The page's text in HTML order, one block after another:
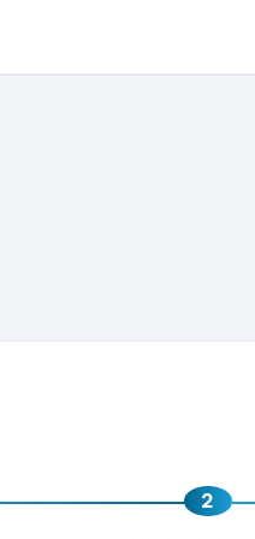
tốt. Vui lòng liên hệ để
2